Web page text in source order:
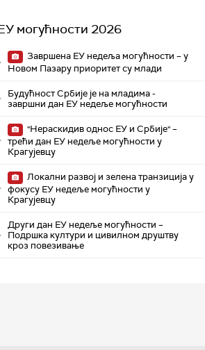
могућности 2026
Завршена ЕУ недеља могућности – у
Новом Пазару приоритет су млади
Будућност Србије је на младима -
завршни дан ЕУ недеље могућности
"Нераскидив однос ЕУ и Србије" –
трећи дан ЕУ недеље могућности у
Крагујевцу
Локални развој и зелена транзиција у
фокусу ЕУ недеље могућности у
Крагујевцу
Други дан ЕУ недеље могућности –
Подршка култури и цивилном друштву
кроз повезивање